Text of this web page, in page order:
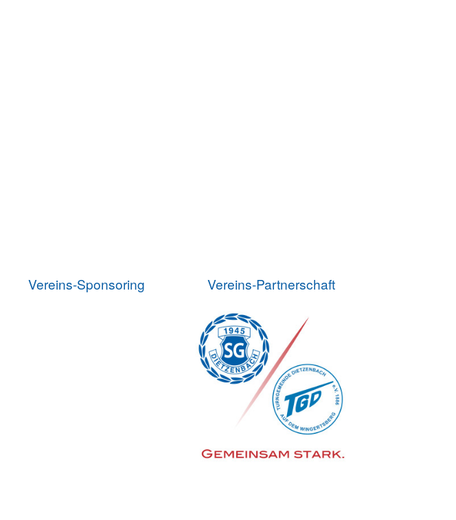
Vereins-Sponsoring Vereins-Partnerschaft